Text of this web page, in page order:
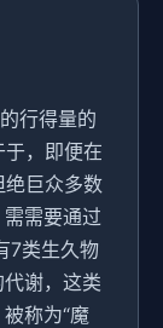
行得量的
于，即便在
绝巨众多数
需要通过
7类生久物
谢，这类
称为“魔